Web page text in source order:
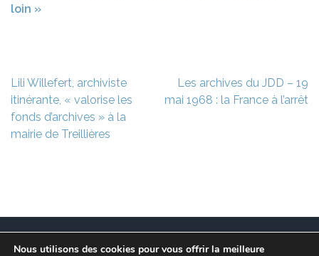
loin »
Navigation
de
l’article
Lili Willefert, archiviste
itinérante, « valorise les
fonds d’archives » à la
mairie de Treillières
Les archives du JDD – 19
mai 1968 : la France à l’arrêt
Ce site est à l’initiative de l’association des Maires
Nous utilisons des cookies pour vous offrir la meilleure